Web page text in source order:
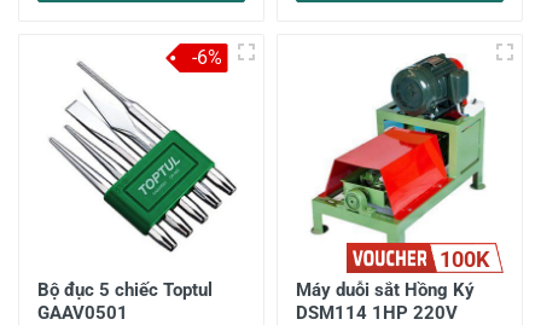
Bộ đục 5 chiếc Toptul
GAAV0501
-6%
100K
Máy duỗi sắt Hồng Ký
DSM114 1HP 220V